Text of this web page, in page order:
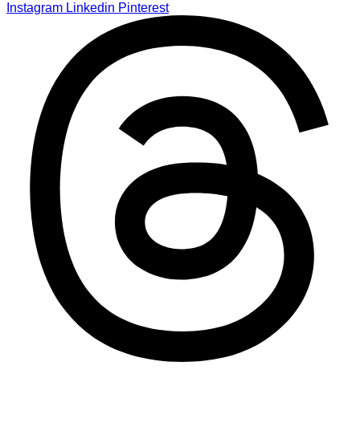
Instagram Linkedin Pinterest